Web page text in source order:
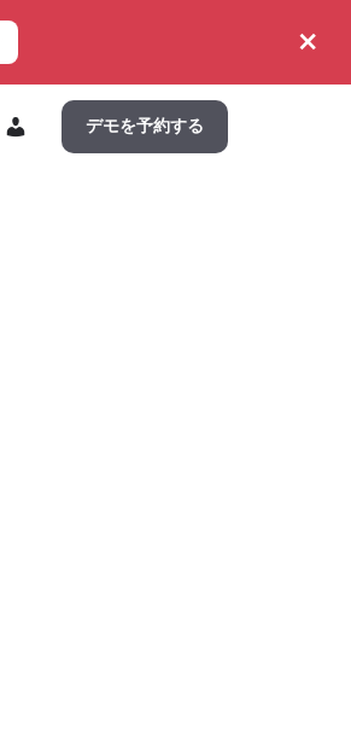
×
デモを予約する